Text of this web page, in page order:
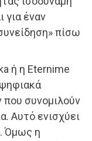
για έναν
πίσω
ή η Eternime
συνομιλούν
Αυτό ενισχύει
Όμως η